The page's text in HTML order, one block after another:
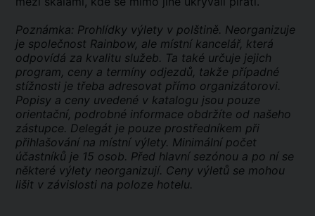
Poznámka: Prohlídky výlety v polštině. Neorganizuje
je společnost Rainbow, ale místní kancelář, která
odpovídá za kvalitu služeb. Ta také určuje jejich
program, ceny a termíny odjezdů, takže případné
stížnosti je třeba adresovat přímo organizátorovi.
Popisy a ceny uvedené v katalogu jsou pouze
orientační, podrobné informace obdržíte od našeho
zástupce. Delegát je pouze prostředníkem při
přihlašování na místní výlety. Minimální počet
účastníků je 15 osob. Před hlavní sezónou a po ní se
některé výlety neorganizují. Ceny výletů se mohou
lišit v závislosti na poloze hotelu.